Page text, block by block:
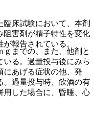
床試験において、本剤
阻害剤が精子特性を変化
報告されている。
までの、また、他剤と
いる。過量投与後にみら
にあげる症状の他、発
。過量投与時、飲酒の有
用した場合に、昏睡、心